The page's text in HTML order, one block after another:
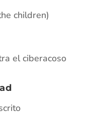
children)
el ciberacoso